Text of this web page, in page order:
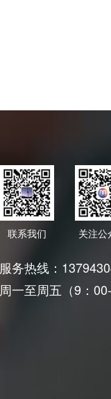
联系我们 关注公
服务热线：
周一至周五（9：